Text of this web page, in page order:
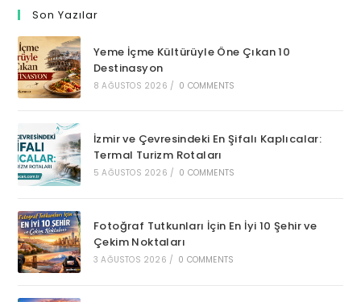
Son Yazılar
Yeme İçme Kültürüyle Öne Çıkan 10
Destinasyon
8 AĞUSTOS 2026 / 0 COMMENTS
İzmir ve Çevresindeki En Şifalı Kaplıcalar:
Termal Turizm Rotaları
5 AĞUSTOS 2026 / 0 COMMENTS
Fotoğraf Tutkunları İçin En İyi 10 Şehir ve
Çekim Noktaları
3 AĞUSTOS 2026 / 0 COMMENTS